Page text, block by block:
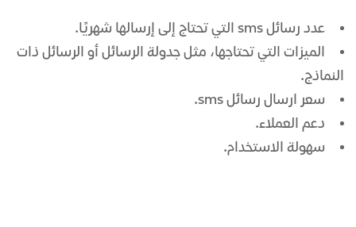
عدد رسائل sms
التي تحتاج إلى إرسالها شهريًا.
الميزات التي تحتاجها، مثل جدولة الرسائل أو الرسائل ذات
النماذج.
سعر ارسال رسائل sms
.
دعم العملاء.
سهولة الاستخدام.